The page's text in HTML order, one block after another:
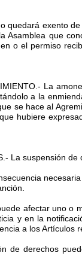
quedará exento
Asamblea que
o el permiso
La
a la
se hace al
hubiere
La suspensión
afectar uno o
y en la
a los Artículos
de derechos